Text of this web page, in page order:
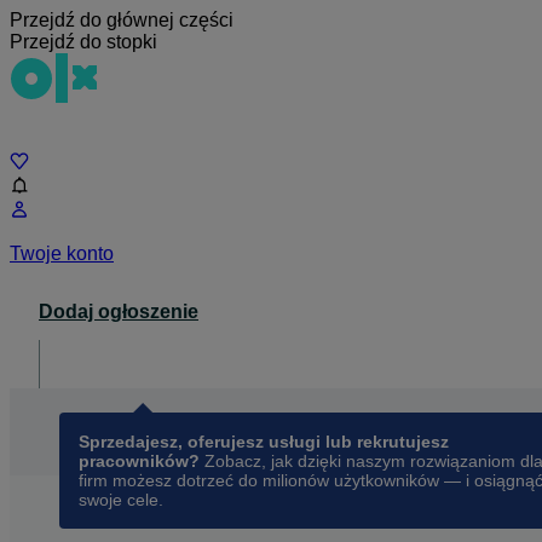
Przejdź do głównej części
Przejdź do stopki
Twoje konto
Dodaj ogłoszenie
Sprzedajesz, oferujesz usługi lub rekrutujesz
pracowników? Zobacz, jak dzięki naszym rozwiązaniom dla
firm możesz dotrzeć do milionów użytkowników — i osiągnąć
swoje cele.